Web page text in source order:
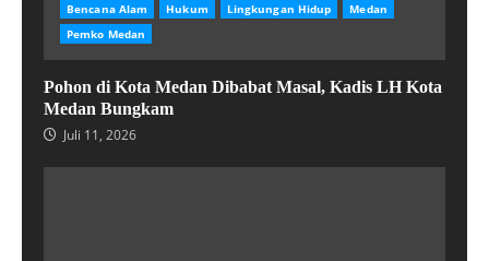
Bencana Alam Hukum Lingkungan Hidup
Medan
Pemko Medan
Pohon di Kota Medan Dibabat Masal, Kadis LH Kota
Medan Bungkam
Juli 11, 2026